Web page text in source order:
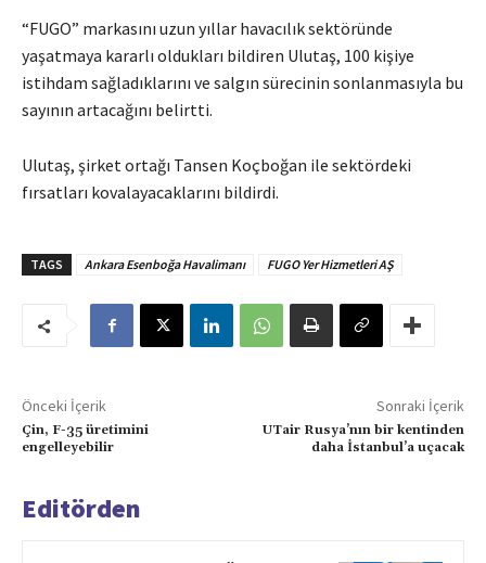
“FUGO” markasını uzun yıllar havacılık sektöründe
yaşatmaya kararlı oldukları bildiren Ulutaş, 100 kişiye
istihdam sağladıklarını ve salgın sürecinin sonlanmasıyla bu
sayının artacağını belirtti.
Ulutaş, şirket ortağı Tansen Koçboğan ile sektördeki
fırsatları kovalayacaklarını bildirdi.
TAGS Ankara Esenboğa Havalimanı FUGO Yer Hizmetleri AŞ
Önceki İçerik
Çin, F-35 üretimini
engelleyebilir
Sonraki İçerik
UTair Rusya’nın bir kentinden
daha İstanbul’a uçacak
Editörden